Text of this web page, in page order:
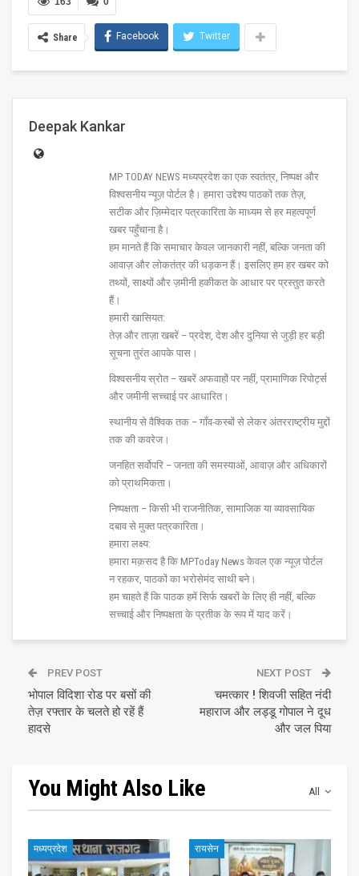
Share Facebook Twitter
Deepak Kankar
MP TODAY NEWS मध्यप्रदेश का एक स्वतंत्र, निष्पक्ष और
विश्वसनीय न्यूज़ पोर्टल है। हमारा उद्देश्य पाठकों तक तेज़,
सटीक और ज़िम्मेदार पत्रकारिता के माध्यम से हर महत्वपूर्ण
खबर पहुँचाना है।
हम मानते हैं कि समाचार केवल जानकारी नहीं, बल्कि जनता की
आवाज़ और लोकतंत्र की धड़कन हैं। इसलिए हम हर खबर को
तथ्यों, साक्ष्यों और ज़मीनी हकीकत के आधार पर प्रस्तुत करते
हैं।
हमारी खासियत:
तेज़ और ताज़ा खबरें – प्रदेश, देश और दुनिया से जुड़ी हर बड़ी
सूचना तुरंत आपके पास।
विश्वसनीय स्रोत – खबरें अफवाहों पर नहीं, प्रामाणिक रिपोर्ट्स
और जमीनी सच्चाई पर आधारित।
स्थानीय से वैश्विक तक – गाँव-कस्बों से लेकर अंतरराष्ट्रीय मुद्दों
तक की कवरेज।
जनहित सर्वोपरि – जनता की समस्याओं, आवाज़ और अधिकारों
को प्राथमिकता।
निष्पक्षता – किसी भी राजनीतिक, सामाजिक या व्यावसायिक
दबाव से मुक्त पत्रकारिता।
हमारा लक्ष्य:
हमारा मक़सद है कि MPToday News केवल एक न्यूज़ पोर्टल
न रहकर, पाठकों का भरोसेमंद साथी बने।
हम चाहते हैं कि पाठक हमें सिर्फ खबरों के लिए ही नहीं, बल्कि
सच्चाई और निष्पक्षता के प्रतीक के रूप में याद करें।
PREV POST
भोपाल विदिशा रोड पर बसों की
तेज़ रफ्तार के चलते हो रहें हैं
हादसे
NEXT POST
चमत्कार ! शिवजी सहित नंदी
महाराज और लड्डू गोपाल ने दूध
और जल पिया
All
You Might Also Like
मध्यप्रदेश रायसेन